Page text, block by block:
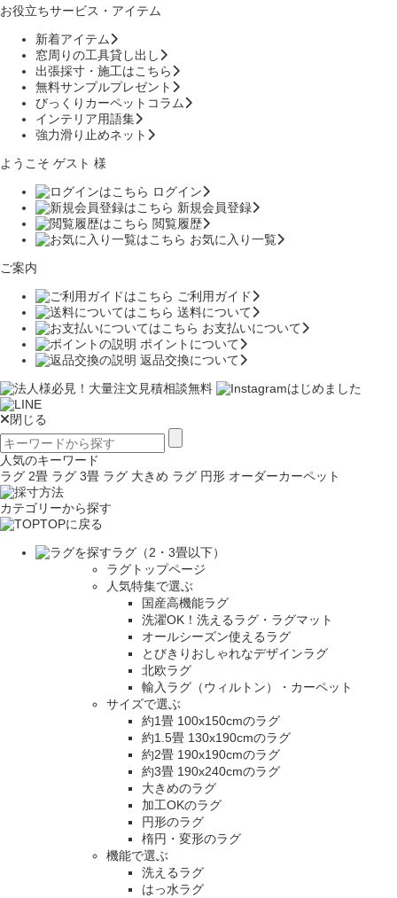
お役立ちサービス・アイテム
新着アイテム
窓周りの工具貸し出し
出張採寸・施工はこちら
無料サンプルプレゼント
びっくりカーペットコラム
インテリア用語集
強力滑り止めネット
ようこそ ゲスト 様
ログイン
新規会員登録
閲覧履歴
お気に入り一覧
ご案内
ご利用ガイド
送料について
お支払いについて
ポイントについて
返品交換について
閉じる
人気のキーワード
ラグ 2畳 ラグ 3畳 ラグ 大きめ ラグ 円形 オーダーカーペット
カテゴリーから探す
TOPに戻る
ラグ（2・3畳以下）
ラグトップページ
人気特集で選ぶ
国産高機能ラグ
洗濯OK！洗えるラグ・ラグマット
オールシーズン使えるラグ
とびきりおしゃれなデザインラグ
北欧ラグ
輸入ラグ（ウィルトン）・カーペット
サイズで選ぶ
約1畳 100x150cmのラグ
約1.5畳 130x190cmのラグ
約2畳 190x190cmのラグ
約3畳 190x240cmのラグ
大きめのラグ
加工OKのラグ
円形のラグ
楕円・変形のラグ
機能で選ぶ
洗えるラグ
はっ水ラグ